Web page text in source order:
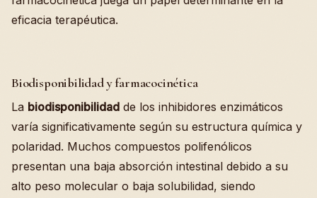
eficacia terapéutica.
Biodisponibilidad y farmacocinética
La biodisponibilidad de los inhibidores enzimáticos
varía significativamente según su estructura química y
polaridad. Muchos compuestos polifenólicos
presentan una baja absorción intestinal debido a su
alto peso molecular o baja solubilidad, siendo